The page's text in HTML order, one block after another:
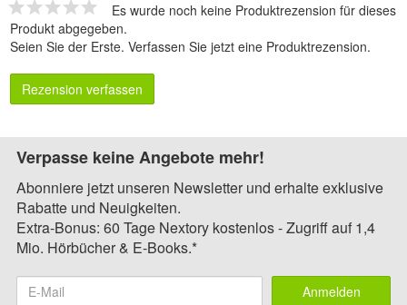
Es wurde noch keine Produktrezension für dieses
Produkt abgegeben.
Seien Sie der Erste. Verfassen Sie jetzt eine Produktrezension.
Rezension verfassen
Verpasse keine Angebote mehr!
Abonniere jetzt unseren Newsletter und erhalte exklusive
Rabatte und Neuigkeiten.
Extra-Bonus: 60 Tage Nextory kostenlos - Zugriff auf 1,4
Mio. Hörbücher & E-Books.*
Anmelden